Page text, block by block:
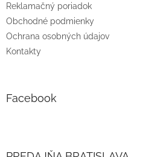
Reklamačný poriadok
Obchodné podmienky
Ochrana osobných údajov
Kontakty
Facebook